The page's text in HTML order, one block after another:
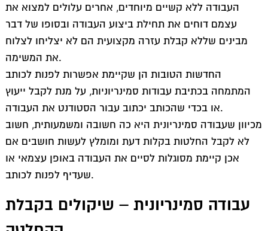
הדרך לעבודה מקצועית ומקיפה
מה כולל השירות של כתיבת סמינריון בתשלום?
הדרך לעבודה משביעת רצון
מענה על כל הצרכים והציפיות
עבודה סמינריונית: לקבל ייעוץ מקצועי
כתיבת עבודות אקדמיות: היבטים חשובים
כתיבת עבודה סמינריונית – דגשים שונים
לקבל סיוע בעת כתיבת עבודה אקדמית
עזרה בכתיבת עבודות אקדמיות
העבודה ללא קשיים מיוחדים, אחרים עלולים למצוא את
עצמם דוחים את תחילת ביצוע העבודה ובסופו של דבר
מבינים שללא קבלת עזרה מקצועית הם לא יצליחו לצלוח
את המשימה.
החדשות הטובות הן שקיימת אפשרות לפנות לכותב
המתמחה בכתיבת עבודות סמינריוניות, על מנת לקבל ייעוץ
או בכדי שהכותב יכתוב עבור הסטודנט את העבודה.
מכיוון שעבודה סמינריונית היא כה חשובה ומשמעותית, חשוב
לא לקבל החלטות בקלות דעת ומומלץ לעשות חושבים אם
אכן קיימת מסוגלות לסיים את העבודה באופן עצמאי או
שעדיף לפנות לכותב.
עבודה סמינריונית – שיקולים בקבלת